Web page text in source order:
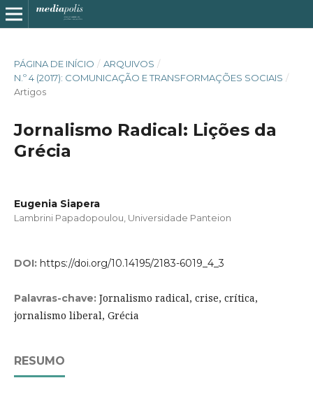
PÁGINA DE INÍCIO / ARQUIVOS /
N.º 4 (2017): COMUNICAÇÃO E TRANSFORMAÇÕES SOCIAIS /
Artigos
Jornalismo Radical: Lições da
Grécia
Eugenia Siapera
Lambrini Papadopoulou, Universidade Panteion
DOI: https://doi.org/10.14195/2183-6019_4_3
Palavras-chave: Jornalismo radical, crise, crítica,
jornalismo liberal, Grécia
RESUMO